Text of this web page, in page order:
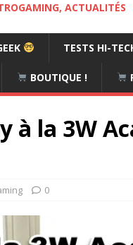
ACTUALITÉS
TESTS HI-
BOUTIQUE !
à la 3W
0